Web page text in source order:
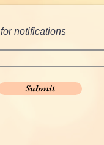
notifications
Submit